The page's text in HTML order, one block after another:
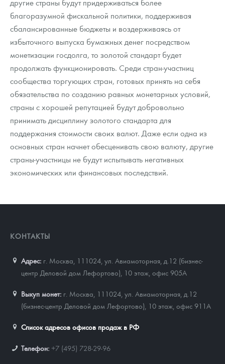
другие страны будут придерживаться более
благоразумной фискальной политики, поддерживая
сбалансированные бюджеты и воздерживаясь от
избыточного выпуска бумажных денег посредством
монетизации госдолга, то золотой стандарт будет
продолжать функционировать. Среди стран-участниц
сообщества торгующих стран, готовых принять на себя
обязательства по созданию равных монетарных условий,
страны с хорошей репутацией будут добровольно
принимать дисциплину золотого стандарта для
поддержания стоимости своих валют. Даже если одна из
основных стран начнет обесценивать свою валюту, другие
страны-участницы не будут испытывать негативных
экономических или финансовых последствий.
КОНТАКТЫ
Адрес: г. Москва, 111024 ул. Авиамоторная, д.12 (бизнес-
центр Деловой дом Лефортово), 10 этаж, офис 905А
Выкуп монет: г. Москва, 111024, ул. Авиамоторная, д.12
(бизнес-центр Деловой дом Лефортово), 10 этаж, офис 911А
Список адресов офисов продаж в РФ
Телефон: +7 (495) 728-29-96